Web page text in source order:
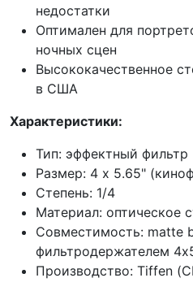
недостатки
Оптимален для
ночных сцен
Высококачественное
в США
Характеристики:
Тип: эффектный фильтр
Размер: 4 x 5.65"
Степень: 1/4
Материал: оптическое
Совместимость: matte
фильтродержателем
Производство: Tiffen